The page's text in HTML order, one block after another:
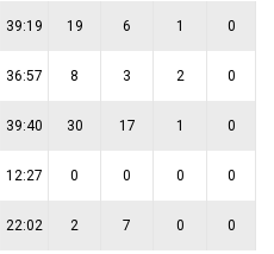
39:19 19 6 1 0
36:57 8 3 2 0
39:40 30 17 1 0
12:27 0 0 0 0
22:02 2 7 0 0